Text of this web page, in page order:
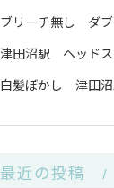
ブリーチ無し ダブルカラー ヴ
津田沼駅 ヘッドスパ オーガニックト
白髪ぼかし 津田沼
最近の投稿